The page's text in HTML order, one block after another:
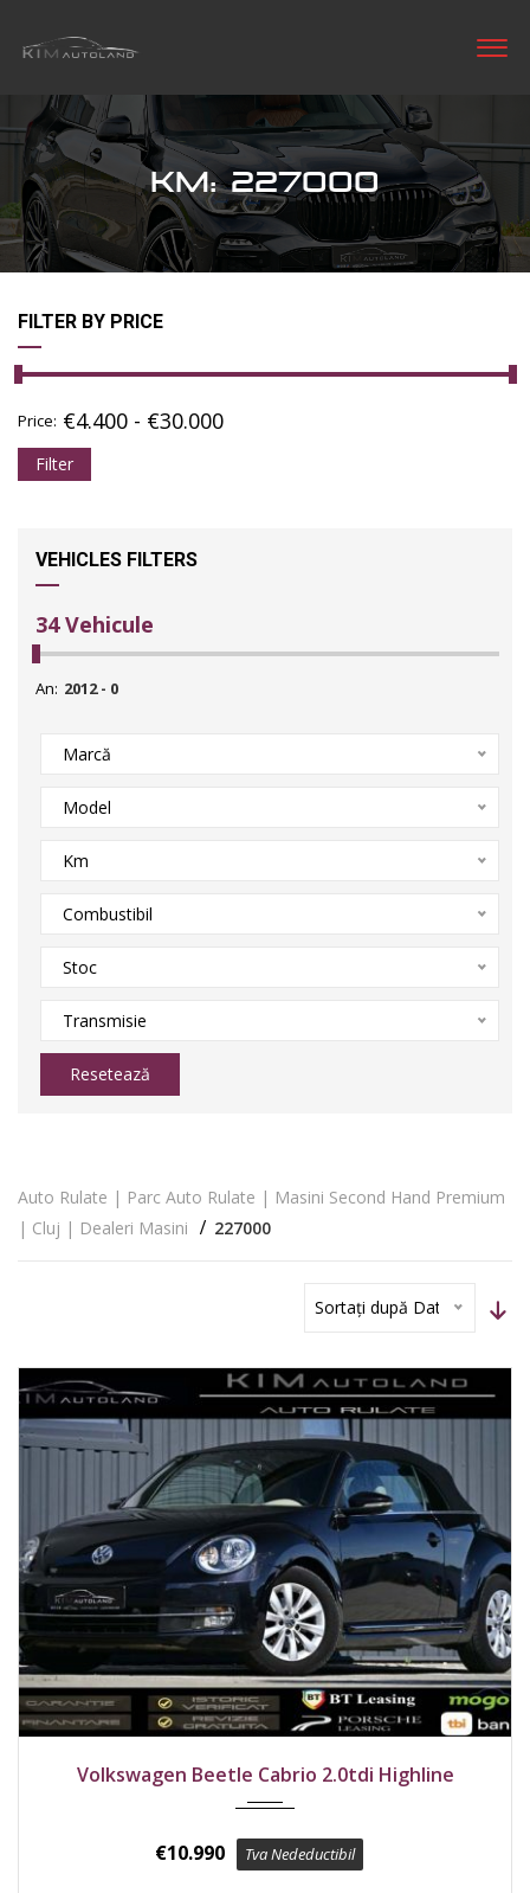
KM: 227000
FILTER BY PRICE
Price: €4.400 - €30.000
Filter
VEHICLES FILTERS
34 Vehicule
An:
Marcă
Model
Km
Combustibil
Stoc
Transmisie
Resetează
Auto Rulate | Parc Auto Rulate | Masini Second Hand Premium
| Cluj | Dealeri Masini
227000
Sortați după Dată
Volkswagen Beetle Cabrio 2.0tdi Highline
€10.990 Tva Nedeductibil